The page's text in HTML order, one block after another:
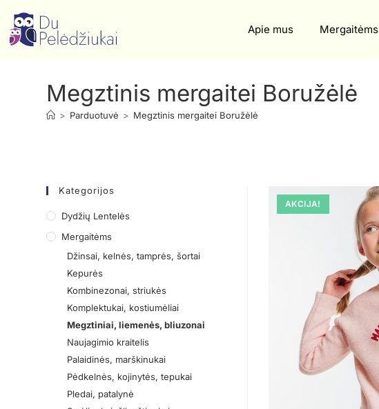
Apie mus Mergaitėms
Megztinis mergaitei Boružėlė
> Parduotuvė > Megztinis mergaitei Boružėlė
AKCIJA!
Kategorijos
Dydžių Lentelės
Mergaitėms
Džinsai, kelnės, tamprės, šortai
Kepurės
Kombinezonai, striukės
Komplektukai, kostiumėliai
Megztiniai, liemenės, bliuzonai
Naujagimio kraitelis
Palaidinės, marškinukai
Pėdkelnės, kojinytės, tepukai
Pledai, patalynė